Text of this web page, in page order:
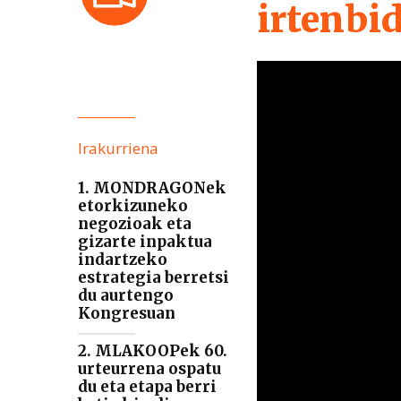
Irakurriena
1. MONDRAGONek
etorkizuneko
negozioak eta
gizarte inpaktua
indartzeko
estrategia berretsi
du aurtengo
Kongresuan
2. MLAKOOPek 60.
urteurrena ospatu
du eta etapa berri